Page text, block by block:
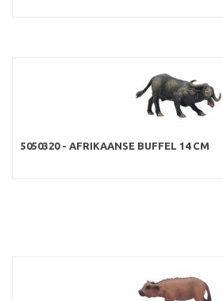
5050320 - AFRIKAANSE BUFFEL 14 CM